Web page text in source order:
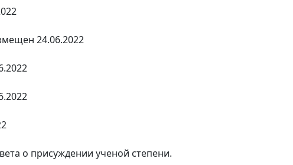
24.06.2022
о присуждении ученой степени.